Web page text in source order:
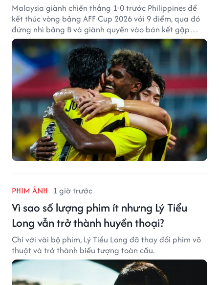
Malaysia giành chiến thắng 1-0 trước Philippines để
kết thúc vòng bảng AFF Cup 2026 với 9 điểm, qua đó
đứng nhì bảng B và giành quyền vào bán kết gặp
tuyển Việt Nam.
PHIM ẢNH 1 giờ trước
Vì sao số lượng phim ít nhưng Lý Tiểu
Long vẫn trở thành huyền thoại?
Chỉ với vài bộ phim, Lý Tiểu Long đã thay đổi phim võ
thuật và trở thành biểu tượng toàn cầu.